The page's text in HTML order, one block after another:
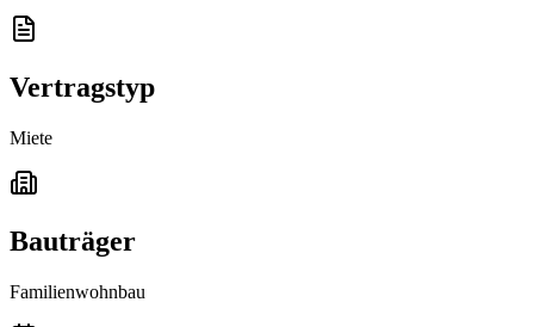
Vertragstyp
Miete
Bauträger
Familienwohnbau